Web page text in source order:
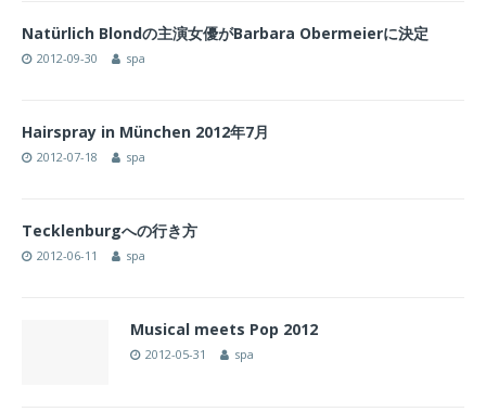
Natürlich Blondの主演女優がBarbara Obermeierに決定
2012-09-30 spa
Hairspray in München 2012年7月
2012-07-18 spa
Tecklenburgへの行き方
2012-06-11 spa
Musical meets Pop 2012
2012-05-31 spa